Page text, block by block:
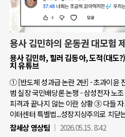
용사 김민하의 운동권 대모험
용사 김민하, 힐러 김동아, 도적(대도
치 유튜브
① [반도체 성과급 논란 2탄] - 초과이윤
범 실장 국민배당론 논쟁 - 삼성전자 노
피격과 끝나지 않는 이란 상황 ③ 다들
이터센터 특별법...성장지상주의로 치닫
참세상 영상팀
2026.05.15. 8:42